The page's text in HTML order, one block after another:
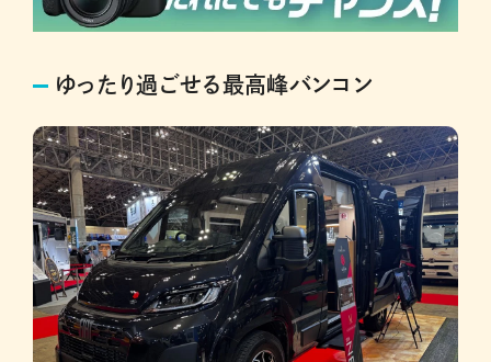
ゆったり過ごせる最高峰バンコン